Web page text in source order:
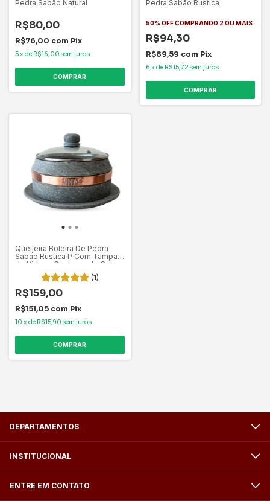
Pedra Sabão Natural
R$80,00
R$76,00 com Pix
5xde R$16,00 sem juros
Pedra Sabão Rustica
50% OFF COMPRANDO 2 OU MAIS
R$94,30
R$89,59 com Pix
6 xde R$15,72 sem juros
Queijeira Boleira De Pedra
Sabão Rustica P Com Tampa
de Vidro e Contorno de Cobre
(1)
R$159,00
R$151,05 com Pix
10 x de R$15,90 sem juros
DEPARTAMENTOS
INSTITUCIONAL
ENTRE EM CONTATO